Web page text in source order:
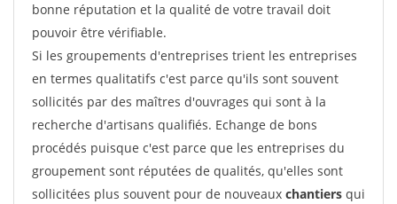
bonne réputation et la qualité de votre travail doit
pouvoir être vérifiable.
Si les groupements d'entreprises trient les entreprises
en termes qualitatifs c'est parce qu'ils sont souvent
sollicités par des maîtres d'ouvrages qui sont à la
recherche d'artisans qualifiés. Echange de bons
procédés puisque c'est parce que les entreprises du
groupement sont réputées de qualités, qu'elles sont
sollicitées plus souvent pour de nouveaux chantiers qui